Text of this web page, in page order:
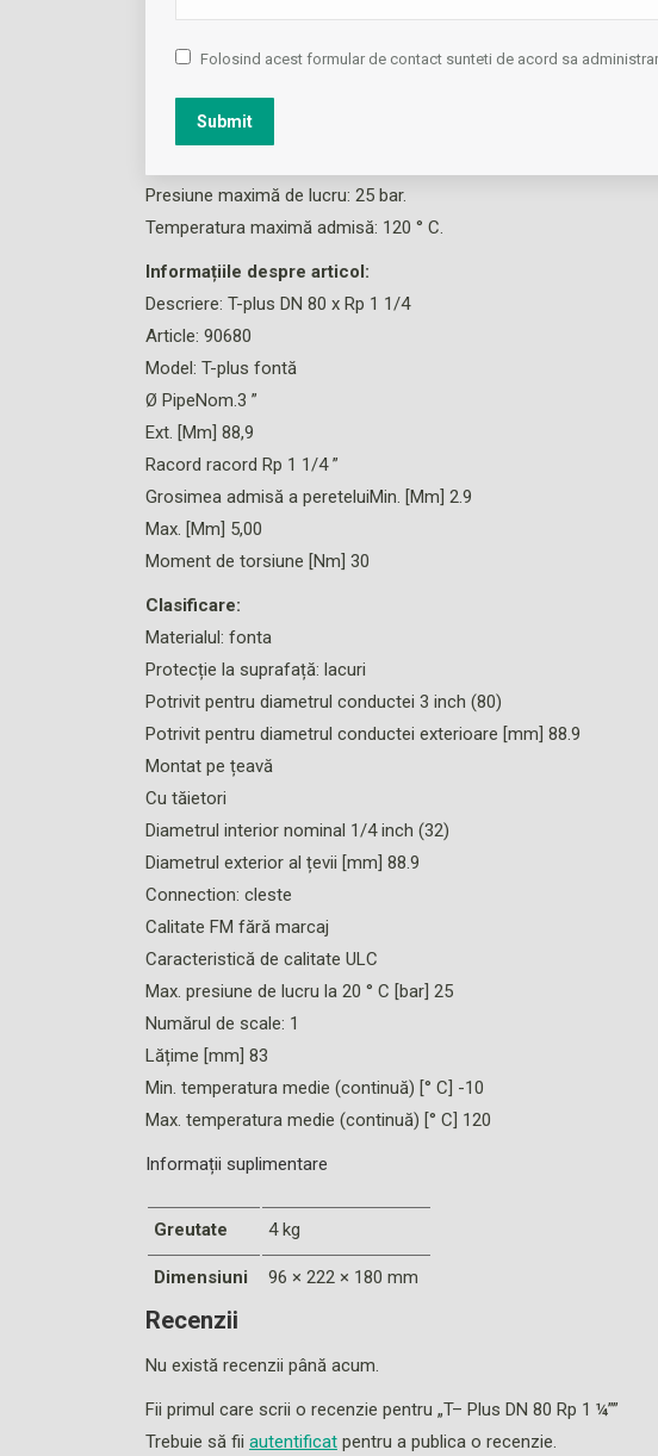
Numerele materialelor:
1.0035 (St33)
1,0308, 10345 (St35)
1,0036, 1,0037, 1,0038, 1,0039, 1,0255, 1,0254 (St37).
Presiune maximă de lucru: 25 bar.
Temperatura maximă admisă: 120 ° C.
Informațiile despre articol:
Descriere: T-plus DN 80 x Rp 1 1/4
Article: 90680
Model: T-plus fontă
Ø PipeNom.3 ”
Ext. [Mm] 88,9
Racord racord Rp 1 1/4 ”
Grosimea admisă a pereteluiMin. [Mm] 2.9
Max. [Mm] 5,00
Moment de torsiune [Nm] 30
Clasificare:
Materialul: fonta
Protecție la suprafață: lacuri
Potrivit pentru diametrul conductei 3 inch (80)
Potrivit pentru diametrul conductei exterioare [mm] 88.9
Montat pe țeavă
Cu tăietori
Diametrul interior nominal 1/4 inch (32)
Diametrul exterior al țevii [mm] 88.9
Connection: cleste
Calitate FM fără marcaj
Caracteristică de calitate ULC
Max. presiune de lucru la 20 ° C [bar] 25
Numărul de scale: 1
Lățime [mm] 83
Min. temperatura medie (continuă) [° C] -10
Max. temperatura medie (continuă) [° C] 120
Informații suplimentare
Greutate 4 kg
Dimensiuni 96 × 222 × 180 mm
Recenzii
Nu există recenzii până acum.
Fii primul care scrii o recenzie pentru „T– Plus DN 80 Rp 1 ¼””
Trebuie să fii autentificat pentru a publica o recenzie.
Folosind acest formular de contact sunteti de acord sa
Submit